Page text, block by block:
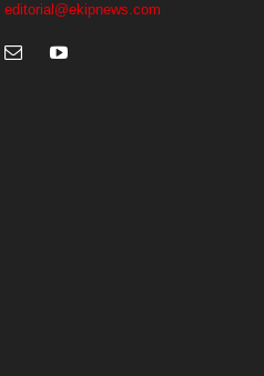
editorial@ekipnews.com